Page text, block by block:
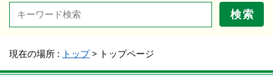
検索
現在の場所 : トップ> トップページ